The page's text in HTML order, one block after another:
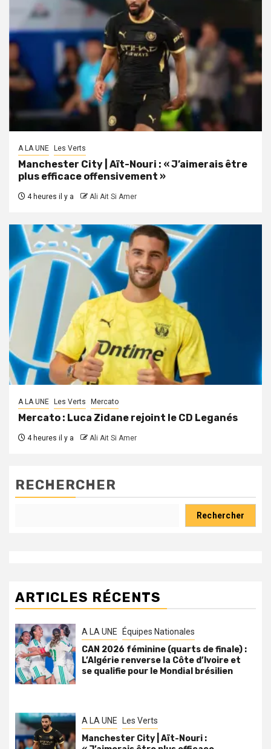
A LA UNE Les Verts
Manchester City | Aït-Nouri : « J’aimerais être
plus efficace offensivement »
4 heures il y a Ali Ait Si Amer
A LA UNE Les Verts Mercato
Mercato : Luca Zidane rejoint le CD Leganés
4 heures il y a Ali Ait Si Amer
RECHERCHER
Rechercher
ARTICLES RÉCENTS
A LA UNE Équipes Nationales
CAN 2026 féminine (quarts de finale) :
L’Algérie renverse la Côte d’Ivoire et
se qualifie pour le Mondial brésilien
A LA UNE Les Verts
Manchester City | Aït-Nouri :